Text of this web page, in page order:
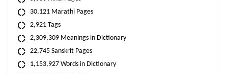
30,121 Marathi Pages
2,921 Tags
2,309,309 Meanings in Dictionary
22,745 Sanskrit Pages
1,153,927 Words in Dictionary